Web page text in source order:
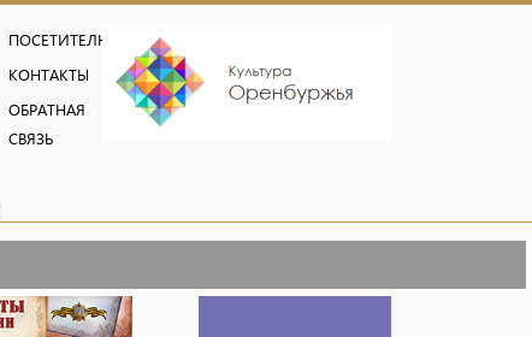
ПОСЕТИТЕЛЮ
КОНТАКТЫ
ОБРАТНАЯ
СВЯЗЬ